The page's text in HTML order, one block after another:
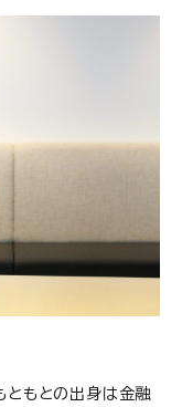
ともとの出身は金融